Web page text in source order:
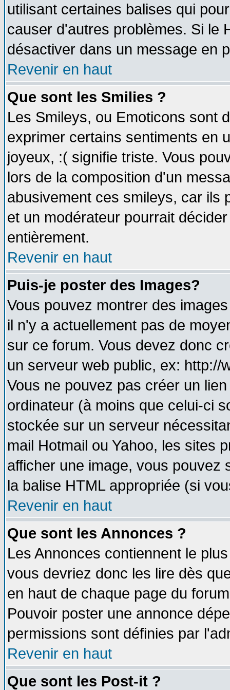
utilisant certaines balises qui
causer d'autres problèmes. Si le
désactiver dans un message en
Revenir en haut
Que sont les Smilies ?
Les Smileys, ou Emoticons sont
exprimer certains sentiments en
joyeux, :( signifie triste. Vous
lors de la composition d'un
abusivement ces smileys, car ils
et un modérateur pourrait
entièrement.
Revenir en haut
Puis-je poster des Images?
Vous pouvez montrer des
il n'y a actuellement pas de
sur ce forum. Vous devez donc
un serveur web public, ex: http://
Vous ne pouvez pas créer un
ordinateur (à moins que celui-ci
stockée sur un serveur
mail Hotmail ou Yahoo, les sites
afficher une image, vous pouvez
la balise HTML appropriée (si
Revenir en haut
Que sont les Annonces ?
Les Annonces contiennent le
vous devriez donc les lire dès
en haut de chaque page du
Pouvoir poster une annonce
permissions sont définies par
Revenir en haut
Que sont les Post-it ?